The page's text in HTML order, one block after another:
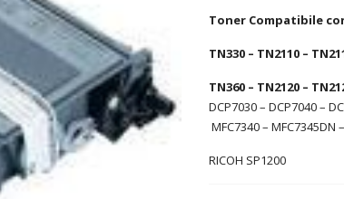
Toner Compatibile
TN330 – TN2110 –
TN360 – TN2120 –
DCP7030 – DCP7040 –
MFC7340 – MFC7345DN
RICOH SP1200